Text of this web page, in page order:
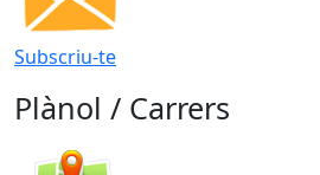
Subscriu-te
Plànol / Carrers